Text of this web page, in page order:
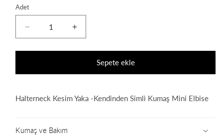
Adet
Dress
için
azaltın
Luna
Dress
için
artırın
Sepete ekle
Halterneck Kesim Yaka -Kendinden Simli Kumaş Mini Elbise
Kumaş ve Bakım